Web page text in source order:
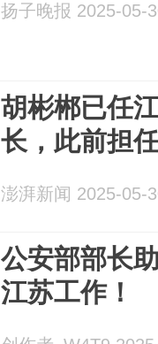
扬子晚报 2025-05-
胡彬郴已任
长，此前担
澎湃新闻 2025-05-
公安部部长
江苏工作！